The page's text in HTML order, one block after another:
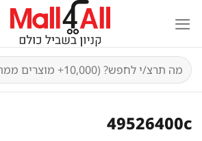
content
חיפוש
עבור:
49526400c